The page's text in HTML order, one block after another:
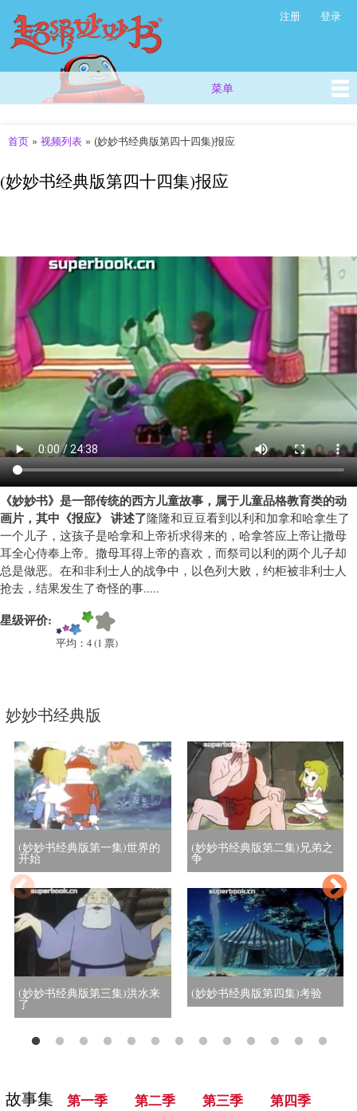
转
到
内
次级菜单 注册 登录
超
级
妙
妙
(西
儿
故
事
童
教
视
频
_
教
育
类
卡
通)
菜单
你在这里
首页 » 视频列表 » (妙妙书经典版第四十四集)报应
(妙妙书经典版第四十四集)报应
《妙妙书》是一部传统的西方儿童故事，属于儿童品格教育类的动
画片，其中《报应》 讲述了隆隆和豆豆看到以利和加拿和哈拿生了
一个儿子，这孩子是哈拿和上帝祈求得来的，哈拿答应上帝让撒母
耳全心侍奉上帝。撒母耳得上帝的喜欢，而祭司以利的两个儿子却
总是做恶。在和非利士人的战争中，以色列大败，约柜被非利士人
抢去，结果发生了奇怪的事.....
星级评价:
平均： 4(1 票)
妙妙书经典版
(妙妙书经典版第一集)世界的
开始
(妙妙书经典版第二集)兄弟之
争
(妙妙书经典版第三集)洪水来
了
(妙妙书经典版第四集)考验
故事集 第一季 第二季 第三季 第四季